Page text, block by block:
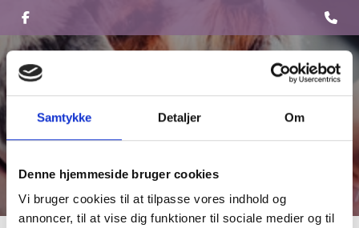
Samtykke Detaljer Om
Denne hjemmeside bruger cookies
Vi bruger cookies til at tilpasse vores indhold og
annoncer, til at vise dig funktioner til sociale medier og til
Skip
main
content